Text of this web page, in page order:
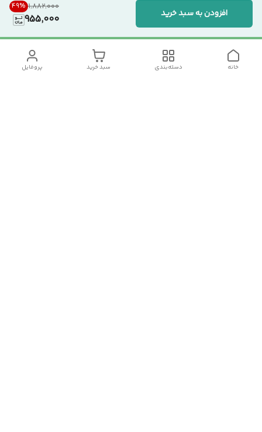
۱٬۸۸۲٬۰۰۰ 49%
955,000 افزودن به سبد خرید
پروفایل سبد خرید دسته‌بندی خانه